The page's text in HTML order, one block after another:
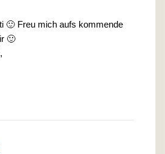
🙂 Freu mich aufs kommende
🙂